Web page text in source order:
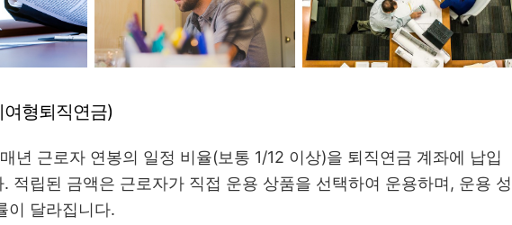
형퇴직연금)
년 근로자 연봉의 일정 비율(보통 1/12 이상)을 퇴직연금 계좌에 납입
적립된 금액은 근로자가 직접 운용 상품을 선택하여 운용하며, 운용 성
이 달라집니다.